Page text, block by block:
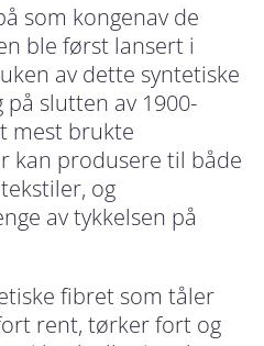
som kongenav de
ble først lansert i
av dette syntetiske
slutten av 1900-
mest brukte
kan produsere til både
og
av tykkelsen på
fibret som tåler
rent, tørker fort og